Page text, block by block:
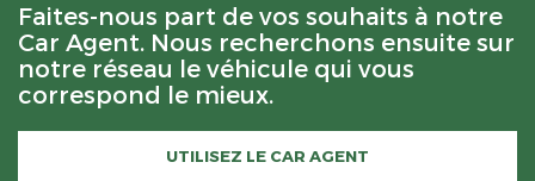
Faites-nous part de vos souhaits à notre
Car Agent. Nous recherchons ensuite sur
notre réseau le véhicule qui vous
correspond le mieux.
UTILISEZ LE CAR AGENT